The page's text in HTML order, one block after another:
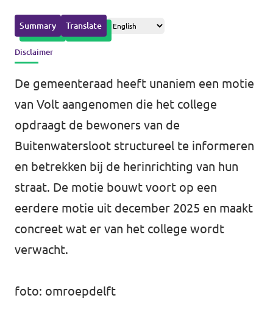
Rotterdam
Communities
Delft
Den Haag
Gouda
Leidschendam-Voorburg
Rotterdam
Lansingerland
Nieuws
Agenda
Summary Translate
Disclaimer
De gemeenteraad heeft unaniem een motie
van Volt aangenomen die het college
opdraagt de bewoners van de
Buitenwatersloot structureel te informeren
en betrekken bij de herinrichting van hun
straat. De motie bouwt voort op een
eerdere motie uit december 2025 en maakt
concreet wat er van het college wordt
verwacht.
foto: omroepdelft